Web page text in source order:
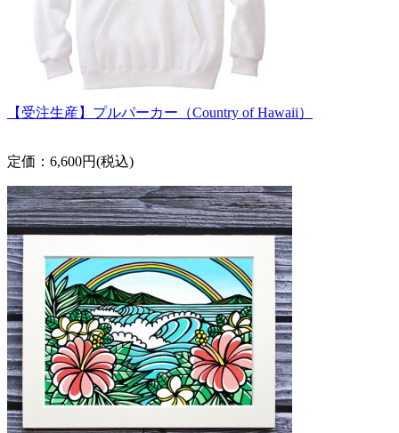
【受注生産】プルパーカー（Country of Hawaii）
定価：6,600円(税込)